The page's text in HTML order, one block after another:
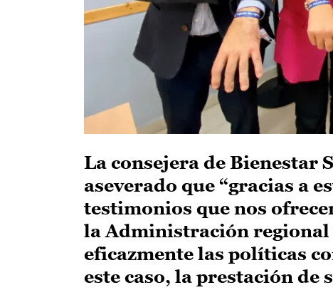
La consejera de Bienestar
aseverado que “gracias a
testimonios que nos
la Administración regional
eficazmente las políticas
este caso, la prestación de